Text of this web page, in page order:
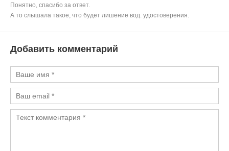
Понятно, спасибо за ответ.
А то слышала такое, что будет лишение вод. удостоверения.
Добавить комментарий